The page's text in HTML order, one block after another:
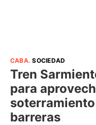
CABA.SOCIEDAD
Tren
para
barreras